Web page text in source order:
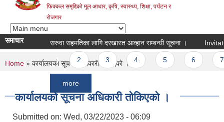
फिक्कल समृद्दिको मूल आधार, कृषि, स्वास्थ्य, शिक्षा, पर्यटन र
रोजगार
समाचार सरुवा सहमतिका लागि दरखास्त आव्हान सम्बन्धी सूचना । Invitation
Pages
1 2 3 4
You are here
Home » कार्यालयको सूचना अधिकारी तोकिएको ।
कार्यालयको सूचना अधिकारी तोकिएको ।
Submitted on: Wed, 03/22/2023 - 06:09